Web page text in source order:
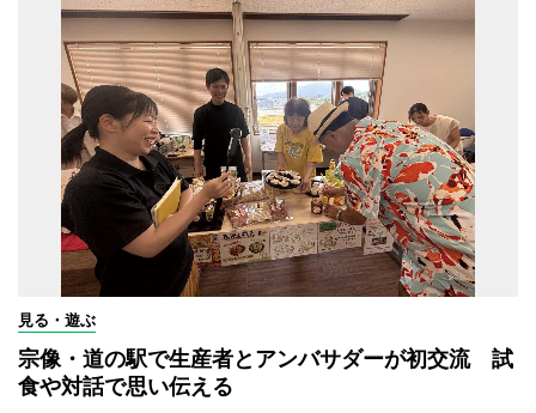
見る・遊ぶ
宗像・道の駅で生産者とアンバサダーが初交流 試
食や対話で思い伝える